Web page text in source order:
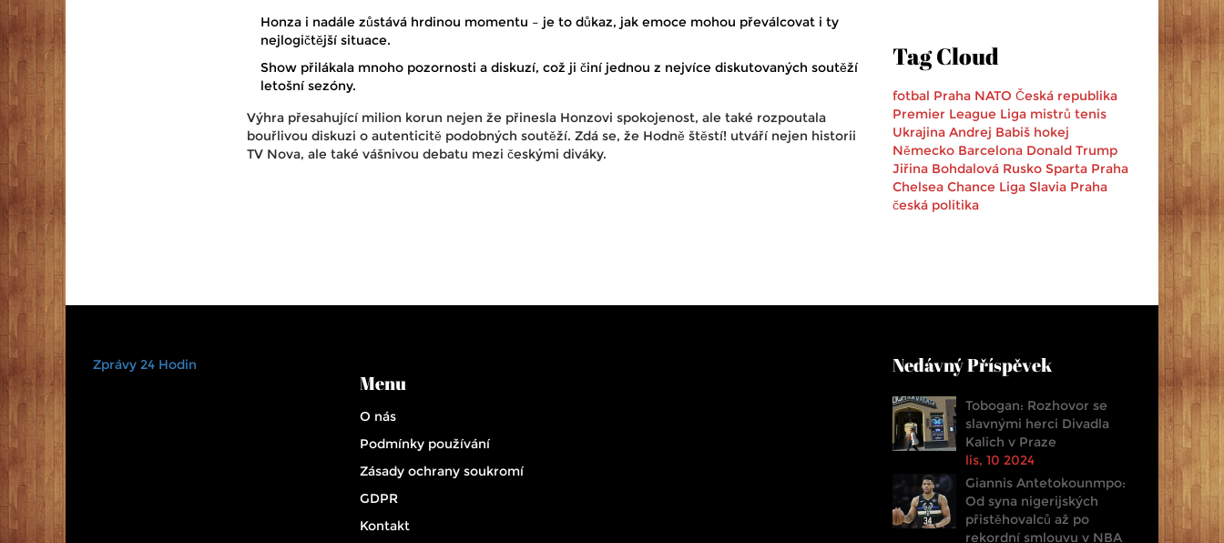
Honza i nadále zůstává hrdinou momentu – je to důkaz, jak emoce mohou převálcovat i ty
nejlogičtější situace.
Show přilákala mnoho pozornosti a diskuzí, což ji činí jednou z nejvíce diskutovaných soutěží
letošní sezóny.
Výhra přesahující milion korun nejen že přinesla Honzovi spokojenost, ale také rozpoutala
bouřlivou diskuzi o autenticitě podobných soutěží. Zdá se, že Hodně štěstí! utváří nejen historii
TV Nova, ale také vášnivou debatu mezi českými diváky.
Tag Cloud
fotbal Praha NATO Česká republika
Premier League Liga mistrů tenis
Ukrajina Andrej Babiš hokej
Německo Barcelona Donald Trump
Jiřina Bohdalová Rusko Sparta Praha
Chelsea Chance Liga Slavia Praha
česká politika
Zprávy 24 Hodin
Menu
O nás
Podmínky používání
Zásady ochrany soukromí
GDPR
Kontakt
Nedávný Příspěvek
Tobogan: Rozhovor se
slavnými herci Divadla
Kalich v Praze
lis, 10 2024
Giannis Antetokounmpo:
Od syna nigerijských
přistěhovalců až po
rekordní smlouvu v NBA